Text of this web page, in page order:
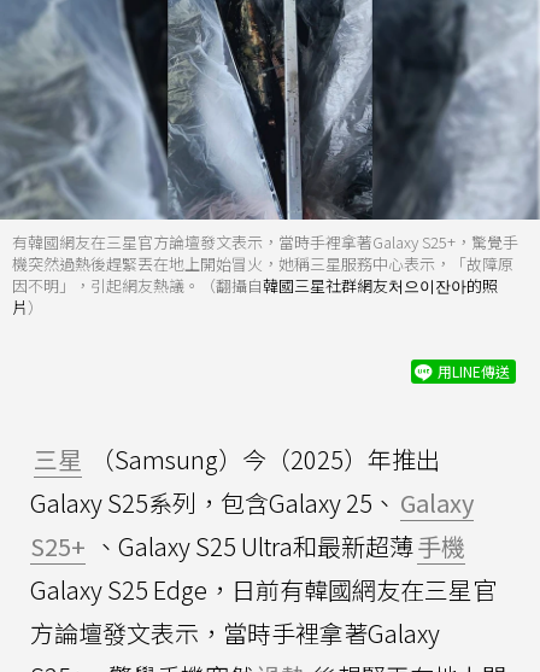
有韓國網友在三星官方論壇發文表示，當時手裡拿著Galaxy S25+，驚覺手
機突然過熱後趕緊丟在地上開始冒火，她稱三星服務中心表示，「故障原
因不明」，引起網友熱議。（翻攝自韓國三星社群網友처으이잔아的照
片）
用LINE傳送
三星
（Samsung）今（2025）年推出
Galaxy S25系列，包含Galaxy 25、 Galaxy
S25+ 、Galaxy S25 Ultra和最新超薄手機
Galaxy S25 Edge，日前有韓國網友在三星官
方論壇發文表示，當時手裡拿著Galaxy